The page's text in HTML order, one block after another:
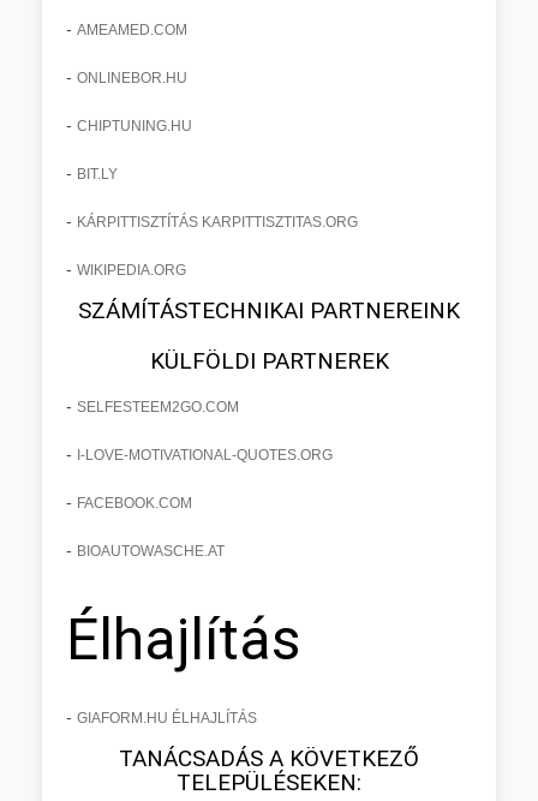
- AMEAMED.COM
- ONLINEBOR.HU
- CHIPTUNING.HU
- BIT.LY
- KÁRPITTISZTÍTÁS KARPITTISZTITAS.ORG
- WIKIPEDIA.ORG
SZÁMÍTÁSTECHNIKAI PARTNEREINK
KÜLFÖLDI PARTNEREK
- SELFESTEEM2GO.COM
- I-LOVE-MOTIVATIONAL-QUOTES.ORG
- FACEBOOK.COM
- BIOAUTOWASCHE.AT
Élhajlítás
- GIAFORM.HU ÉLHAJLÍTÁS
TANÁCSADÁS A KÖVETKEZŐ
TELEPÜLÉSEKEN: